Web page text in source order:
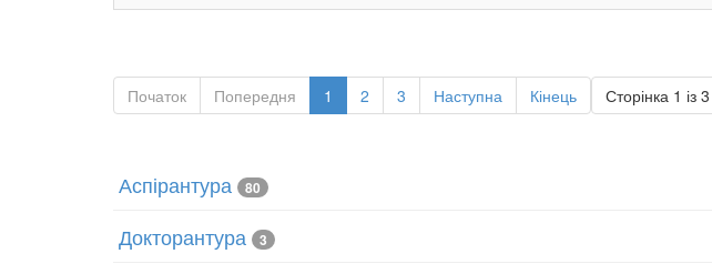
Сторінка 1 із 3
Початок Попередня 1 2 3 Наступна Кінець
Аспірантура 80
Докторантура 3